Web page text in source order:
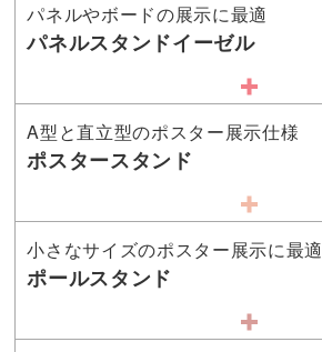
パネルやボードの展示に最適
パネルスタンドイーゼル
A型と直立型のポスター展示仕様
ポスタースタンド
小さなサイズのポスター展示に最適
ポールスタンド